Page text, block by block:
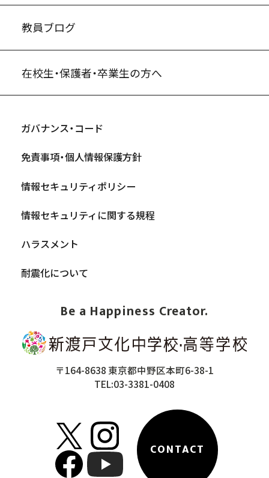
Be a Happiness Creator.
〒164-8638 東京都中野区本町6-38-1
TEL:03-3381-0408
CONTACT
教員ブログ
在校生・保護者・卒業生の方へ
ガバナンス・コード
免責事項・個人情報保護方針
情報セキュリティポリシー
情報セキュリティに関する規程
ハラスメント
耐震化について